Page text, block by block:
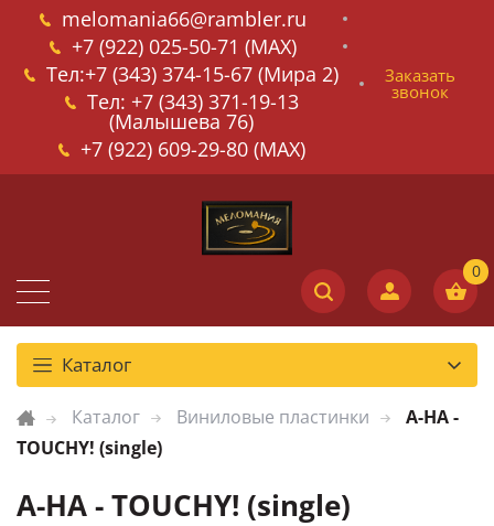
melomania66@rambler.ru
+7 (922) 025-50-71 (MAX)
Тел:+7 (343) 374-15-67 (Мира 2)
Тел: +7 (343) 371-19-13
(Малышева 76)
+7 (922) 609-29-80 (MAX)
Заказать
звонок
Каталог
Каталог Виниловые пластинки
A-HA -
TOUCHY! (single)
A-HA - TOUCHY! (single)